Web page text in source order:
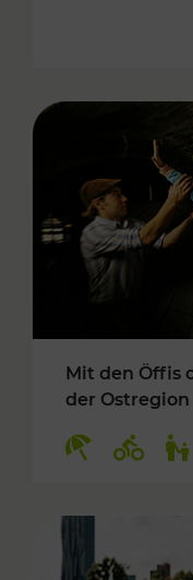
Mit den Öffis
der Ostregion